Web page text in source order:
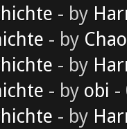
- by
- by
- by
- by obi -
- by